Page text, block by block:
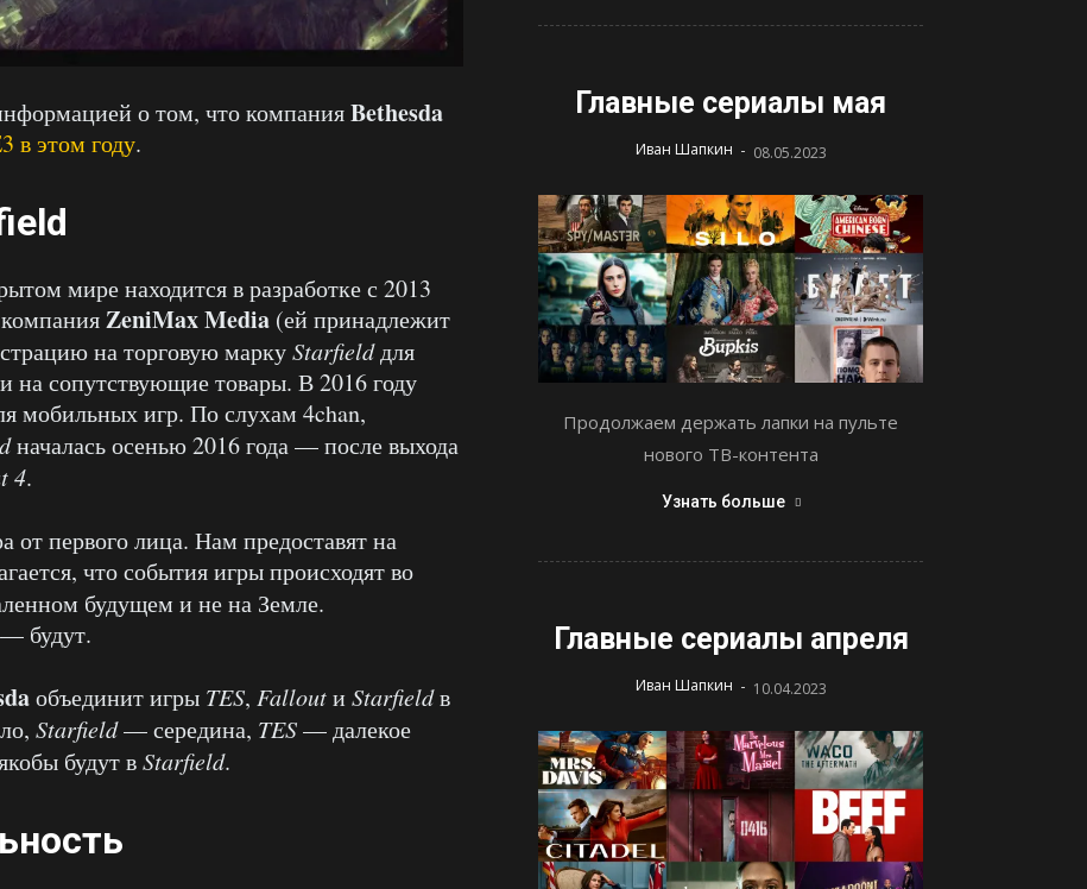
о том, что компанияBethesda
в этом году.
мире находится в разработке с 2013
ZeniMax Media (ей принадлежит
на торговую маркуStarfieldдля
на сопутствующие товары. В 2016 году
мобильных игр. По слухам 4chan,
началась осенью 2016 года — после выхода
4.
первого лица. Нам предоставят на
что события игры происходят во
будущем и не на Земле.
будут.
объединит игры TES, Falloutи Starfieldв
Starfield­— середина, TES— далекое
будут вStarfield.
Главные сериалы мая
Иван Шапкин - 08.05.2023
Продолжаем держать лапки на пульте
нового ТВ-контента
Узнать больше
Главные сериалы апреля
Иван Шапкин - 10.04.2023